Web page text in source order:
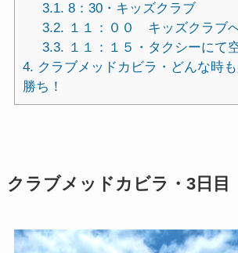
3.1. 8：30・キッズクラブ
3.2. １１：００ キッズクラブ
3.3. １１：１５・タクシーにて
4. クラブメッドカビラ・どんな時
勝ち！
クラブメッドカビラ・3日目